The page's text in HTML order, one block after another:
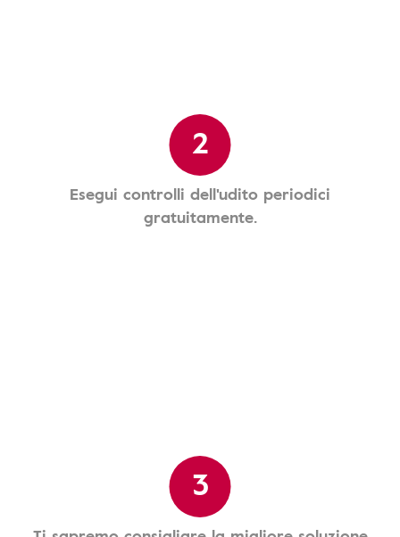
2
Esegui controlli dell'udito periodici
gratuitamente.
3